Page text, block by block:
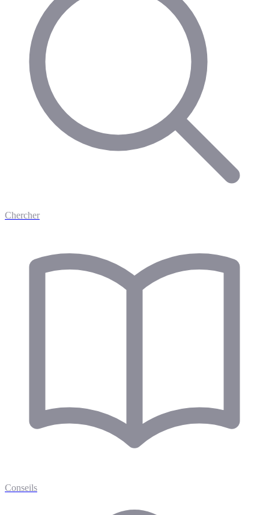
Chercher
Conseils